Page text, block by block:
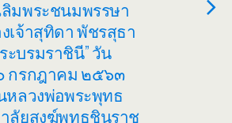
มพระชนมพรรษา
เจ้าสุทิดา พัชรสุธา
บรมราชินี” วัน
กรกฎาคม ๒๕๖๓
หลวงพ่อพระพุทธ
ลัยสงฆ์พุทธชินราช